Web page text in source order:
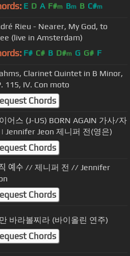
E D A F#m Bm B C#m
Rieu - Nearer, My God, to
Thee (live in Amsterdam)
F# C# B D#m G G# F
Clarinet Quintet in B Minor,
115, IV. Con moto
Chords
어스 (J-US) BORN AGAIN 가사/자
Jennifer Jeon 제니퍼 전(영은)
Chords
예수 // 제니퍼 전 // Jennifer
Chords
바라볼찌라 (바이올린 연주)
Chords